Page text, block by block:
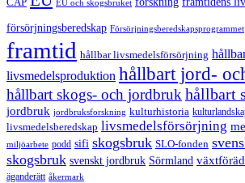
EU och skogsbruket
försörjningsberedskap Försörjningsberedskapsprogrammet
framtid hållbar livsmedelsförsörjning
livsmedelsproduktion hållbart jord-
hållbart skogs- och jordbruk hållbart
jordbruk jordbruksforskning kulturhistoria
livsmedelsberedskap livsmedelsförsörjning
miljöarbete podd sifi skogsbruk SLO-fonden
skogsbruk svenskt jordbruk Sörmland
äganderätt åkermark